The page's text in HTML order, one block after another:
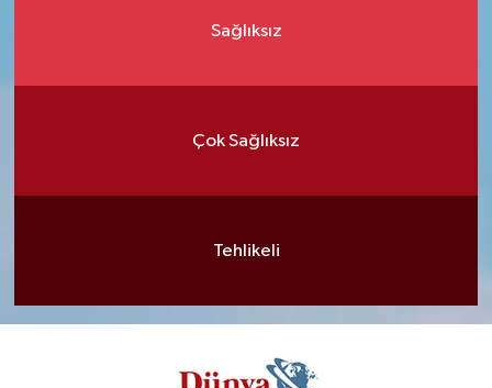
Sağlıksız
Çok Sağlıksız
Tehlikeli